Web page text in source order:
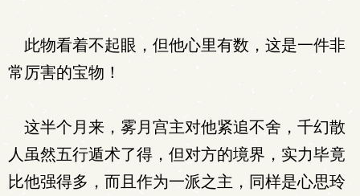
此物看着不起眼，但他心里有数，这是一件非
常厉害的宝物！
这半个月来，雾月宫主对他紧追不舍，千幻散
人虽然五行遁术了得，但对方的境界，实力毕竟
比他强得多，而且作为一派之主，同样是心思玲